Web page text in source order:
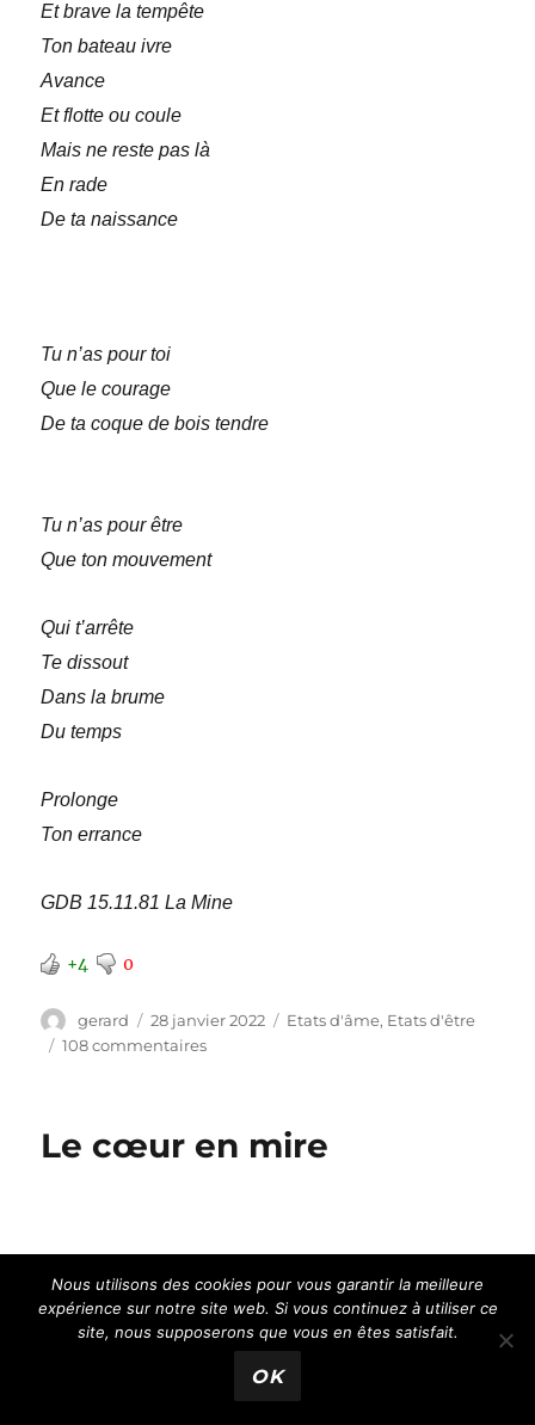
Et brave la tempête
Ton bateau ivre
Avance
Et flotte ou coule
Mais ne reste pas là
En rade
De ta naissance
Tu n’as pour toi
Que le courage
De ta coque de bois tendre
Tu n’as pour être
Que ton mouvement
Qui t’arrête
Te dissout
Dans la brume
Du temps
Prolonge
Ton errance
GDB 15.11.81 La Mine
+4 0
Auteur
gerard
Publié
le
28 janvier 2022 Catégories
Etats d'âme, Etats d'être
108 commentairessur
Le cœur en mire
Inculture
Agrégat
Nous utilisons des cookies pour vous garantir la meilleure
expérience sur notre site web. Si vous continuez à utiliser ce
site, nous supposerons que vous en êtes satisfait.
OK